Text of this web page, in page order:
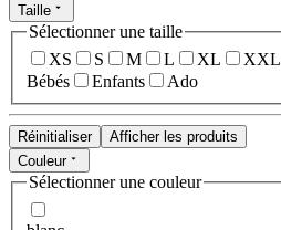
Taille
Sélectionner une taille
XS
S M L XL XXL
Bébés
Enfants Ado
Réinitialiser
Afficher les produits
Couleur
Sélectionner une couleur